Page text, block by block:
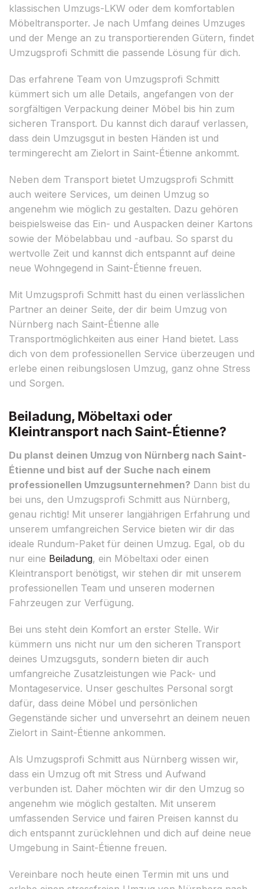
klassischen Umzugs-LKW oder dem komfortablen
Möbeltransporter. Je nach Umfang deines Umzuges
und der Menge an zu transportierenden Gütern, findet
Umzugsprofi Schmitt die passende Lösung für dich.
Das erfahrene Team von Umzugsprofi Schmitt
kümmert sich um alle Details, angefangen von der
sorgfältigen Verpackung deiner Möbel bis hin zum
sicheren Transport. Du kannst dich darauf verlassen,
dass dein Umzugsgut in besten Händen ist und
termingerecht am Zielort in Saint-Étienne ankommt.
Neben dem Transport bietet Umzugsprofi Schmitt
auch weitere Services, um deinen Umzug so
angenehm wie möglich zu gestalten. Dazu gehören
beispielsweise das Ein- und Auspacken deiner Kartons
sowie der Möbelabbau und -aufbau. So sparst du
wertvolle Zeit und kannst dich entspannt auf deine
neue Wohngegend in Saint-Étienne freuen.
Mit Umzugsprofi Schmitt hast du einen verlässlichen
Partner an deiner Seite, der dir beim Umzug von
Nürnberg nach Saint-Étienne alle
Transportmöglichkeiten aus einer Hand bietet. Lass
dich von dem professionellen Service überzeugen und
erlebe einen reibungslosen Umzug, ganz ohne Stress
und Sorgen.
Beiladung, Möbeltaxi oder
Kleintransport nach Saint-Étienne?
Du planst deinen Umzug von Nürnberg nach Saint-
Étienne und bist auf der Suche nach einem
professionellen Umzugsunternehmen? Dann bist du
bei uns, den Umzugsprofi Schmitt aus Nürnberg,
genau richtig! Mit unserer langjährigen Erfahrung und
unserem umfangreichen Service bieten wir dir das
ideale Rundum-Paket für deinen Umzug. Egal, ob du
nur eine Beiladung, ein Möbeltaxi oder einen
Kleintransport benötigst, wir stehen dir mit unserem
professionellen Team und unseren modernen
Fahrzeugen zur Verfügung.
Bei uns steht dein Komfort an erster Stelle. Wir
kümmern uns nicht nur um den sicheren Transport
deines Umzugsguts, sondern bieten dir auch
umfangreiche Zusatzleistungen wie Pack- und
Montageservice. Unser geschultes Personal sorgt
dafür, dass deine Möbel und persönlichen
Gegenstände sicher und unversehrt an deinem neuen
Zielort in Saint-Étienne ankommen.
Als Umzugsprofi Schmitt aus Nürnberg wissen wir,
dass ein Umzug oft mit Stress und Aufwand
verbunden ist. Daher möchten wir dir den Umzug so
angenehm wie möglich gestalten. Mit unserem
umfassenden Service und fairen Preisen kannst du
dich entspannt zurücklehnen und dich auf deine neue
Umgebung in Saint-Étienne freuen.
Vereinbare noch heute einen Termin mit uns und